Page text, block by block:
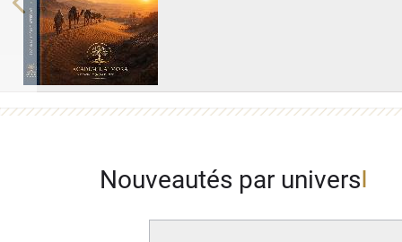
Previous
Nouveautés par univers